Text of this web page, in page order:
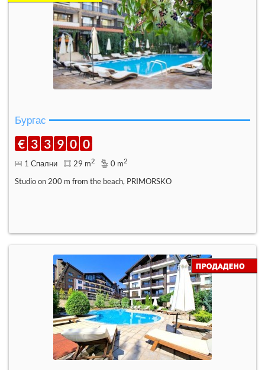
Бургас
€ 3 3 9 0 0
1 Спални 29 m2 0 m2
Studio on 200 m from the beach, PRIMORSKO